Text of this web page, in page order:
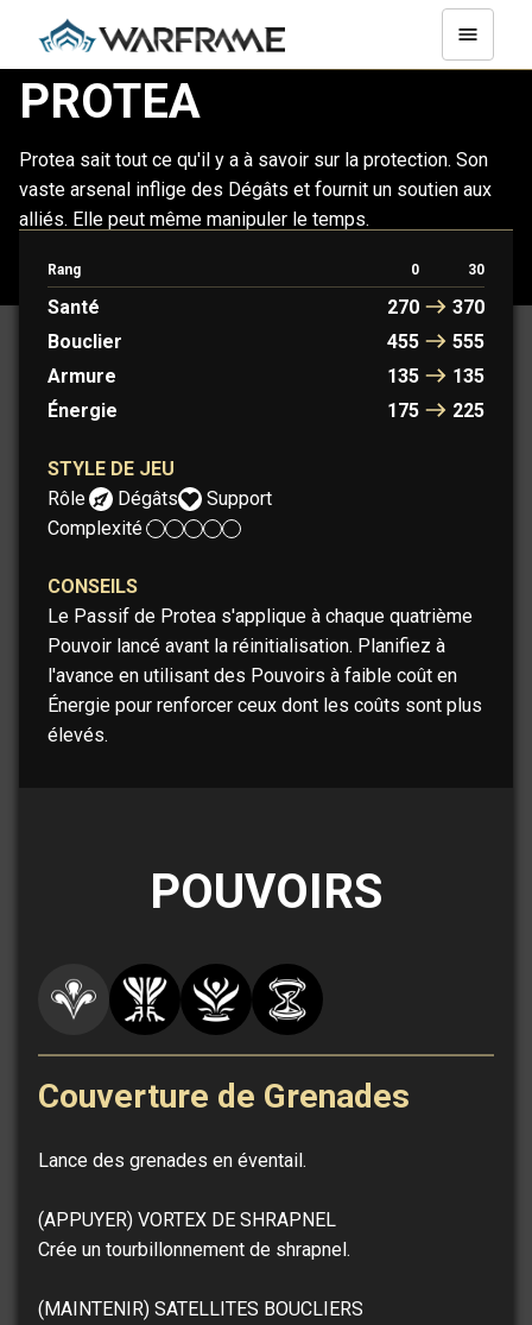
PROTEA
Protea sait tout ce qu'il y a à savoir sur la protection. Son
vaste arsenal inflige des Dégâts et fournit un soutien aux
alliés. Elle peut même manipuler le temps.
Rang 0 30
Santé 270
370
Bouclier
455
555
Armure
135
135
Énergie
175 225
STYLE DE JEU
Rôle :
Dégâts
Support
Complexité :
CONSEILS
Le Passif de Protea s'applique à chaque quatrième
Pouvoir lancé avant la réinitialisation. Planifiez à
l'avance en utilisant des Pouvoirs à faible coût en
Énergie pour renforcer ceux dont les coûts sont plus
élevés.
POUVOIRS
Couverture de Grenades
Lance des grenades en éventail.
(APPUYER) VORTEX DE SHRAPNEL
Crée un tourbillonnement de shrapnel.
(MAINTENIR) SATELLITES BOUCLIERS